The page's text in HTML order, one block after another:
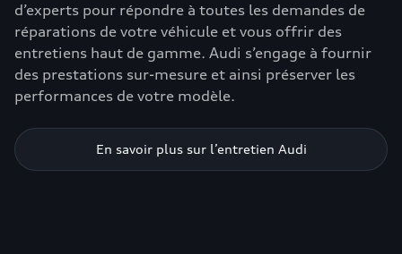
d’experts pour répondre à toutes les demandes de
réparations de votre véhicule et vous offrir des
entretiens haut de gamme. Audi s’engage à fournir
des prestations sur-mesure et ainsi préserver les
performances de votre modèle.
En savoir plus sur l’entretien Audi